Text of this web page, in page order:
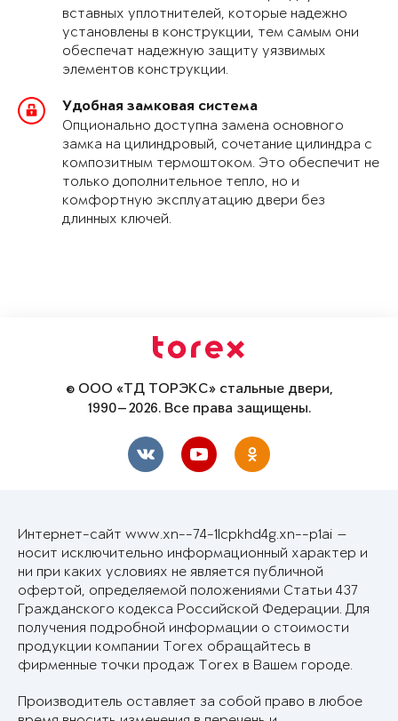
вставных уплотнителей, которые надежно
установлены в конструкции, тем самым они
обеспечат надежную защиту уязвимых
элементов конструкции.
Удобная замковая система
Опционально доступна замена основного
замка на цилиндровый, сочетание цилиндра с
композитным термоштоком. Это обеспечит не
только дополнительное тепло, но и
комфортную эксплуатацию двери без
длинных ключей.
© ООО «ТД ТОРЭКС» стальные двери,
1990—2026. Все права защищены.
Интернет-сайт www.xn--74-1lcpkhd4g.xn--p1ai —
носит исключительно информационный характер и
ни при каких условиях не является публичной
офертой, определяемой положениями Статьи 437
Гражданского кодекса Российской Федерации. Для
получения подробной информации о стоимости
продукции компании Torex обращайтесь в
фирменные точки продаж Torex в Вашем городе.
Производитель оставляет за собой право в любое